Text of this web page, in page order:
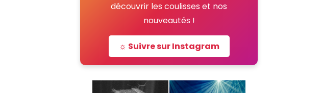
découvrir les coulisses et nos
nouveautés !
☼ Suivre sur Instagram